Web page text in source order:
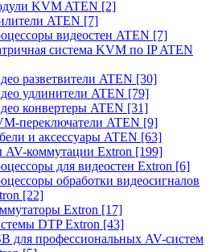
KVM ATEN [2]
ATEN [7]
видеостен ATEN [7]
система KVM по IP ATEN
разветвители ATEN [30]
удлинители ATEN [79]
конвертеры ATEN [31]
переключатели ATEN [9]
и аксессуары ATEN [63]
AV-коммутации Extron [199]
для видеостен Extron [6]
обработки видеосигналов
[22]
Extron [17]
DTP Extron [43]
для профессиональных AV-систем